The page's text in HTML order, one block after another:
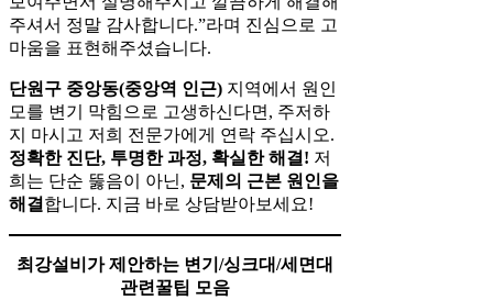
주셔서 정말 감사합니다.”라며 진심으로 고
마움을 표현해주셨습니다.
단원구 중앙동(중앙역 인근) 지역에서 원인
모를 변기 막힘으로 고생하신다면, 주저하
지 마시고 저희 전문가에게 연락 주십시오.
정확한 진단, 투명한 과정, 확실한 해결! 저
희는 단순 뚫음이 아닌, 문제의 근본 원인을
해결 합니다. 지금 바로 상담받아보세요!
최강설비가 제안하는 변기/싱크대/세면대
관련꿀팁 모음